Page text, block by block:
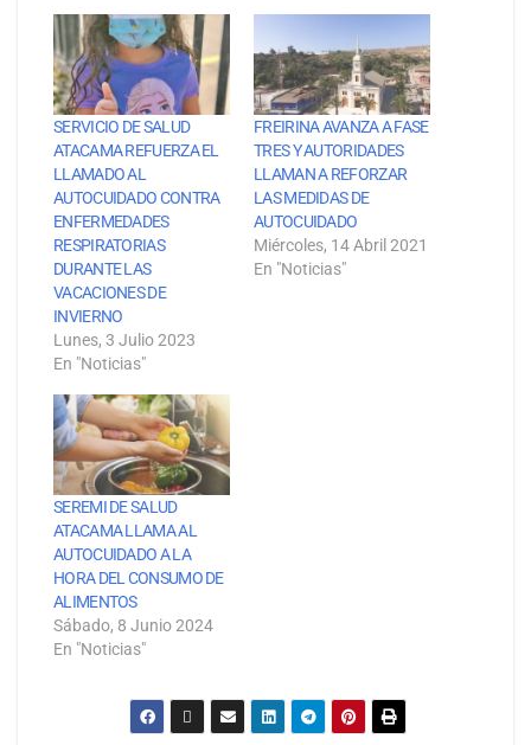
SERVICIO DE SALUD
ATACAMA REFUERZA EL
LLAMADO AL
AUTOCUIDADO CONTRA
ENFERMEDADES
RESPIRATORIAS
DURANTE LAS
VACACIONES DE
INVIERNO
Lunes, 3 Julio 2023
En "Noticias"
FREIRINA AVANZA A FASE
TRES Y AUTORIDADES
LLAMAN A REFORZAR
LAS MEDIDAS DE
AUTOCUIDADO
Miércoles, 14 Abril 2021
En "Noticias"
SEREMI DE SALUD
ATACAMA LLAMA AL
AUTOCUIDADO A LA
HORA DEL CONSUMO DE
ALIMENTOS
Sábado, 8 Junio 2024
En "Noticias"